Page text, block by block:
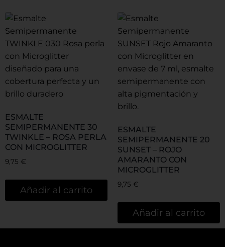
ESMALTE
SEMIPERMANENTE 30
TWINKLE – ROSA PERLA
CON MICROGLITTER
9,75 €
Añadir al carrito
ESMALTE
SEMIPERMANENTE 20
SUNSET – ROJO
AMARANTO CON
MICROGLITTER
9,75 €
Añadir al carrito